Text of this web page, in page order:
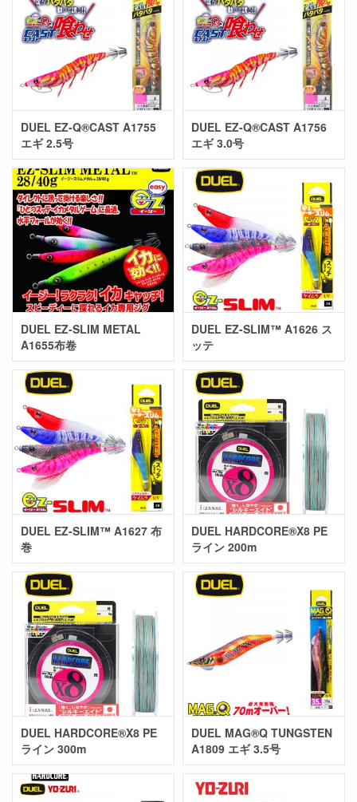
DUEL EZ-Q®CAST A1755
エギ 2.5号
DUEL EZ-Q®CAST A1756
エギ 3.0号
DUEL EZ-SLIM METAL
A1655布卷
DUEL EZ-SLIM™ A1626 ス
ッテ
DUEL EZ-SLIM™ A1627 布
巻
DUEL HARDCORE®X8 PE
ライン 200m
DUEL HARDCORE®X8 PE
ライン 300m
DUEL MAG®Q TUNGSTEN
A1809 エギ 3.5号